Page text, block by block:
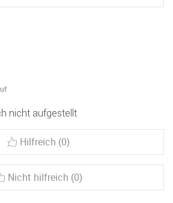
nicht aufgestellt
Hilfreich (0)
Nicht hilfreich (0)